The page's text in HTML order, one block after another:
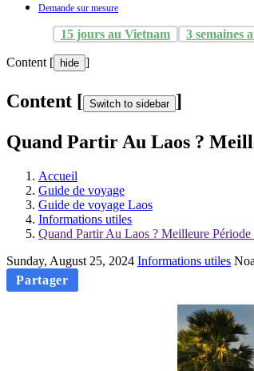
Demande sur mesure
15 jours au Vietnam 3 semaines
Content [ hide ]
Content [ Switch to sidebar ]
Quand Partir Au Laos ?
Accueil
Guide de voyage
Guide de voyage Laos
Informations utiles
Quand Partir Au Laos ? Meilleure
Sunday, August 25, 2024 Informations utiles
Partager